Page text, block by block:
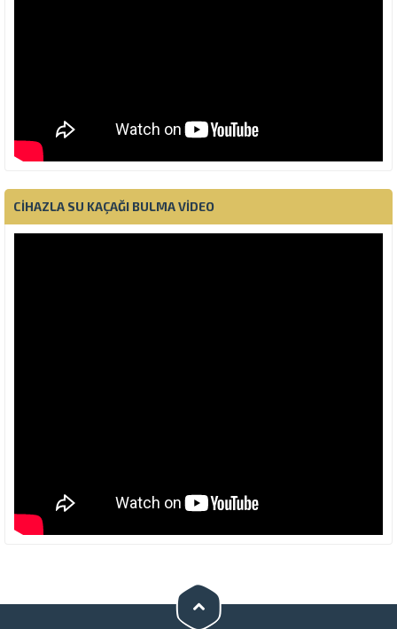
CIHAZLA SU KAÇAĞI BULMA VIDEO